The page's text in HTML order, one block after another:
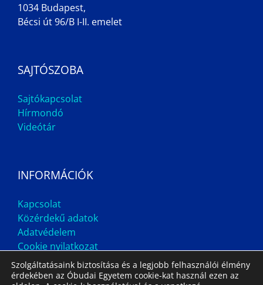
1034 Budapest,
Bécsi út 96/B I-II. emelet
SAJTÓSZOBA
Sajtókapcsolat
Hírmondó
Videótár
INFORMÁCIÓK
Kapcsolat
Közérdekű adatok
Adatvédelem
Cookie nyilatkozat
Szolgáltatásaink biztosítása és a legjobb felhasználói élmény
érdekében az Óbudai Egyetem cookie-kat használ ezen az